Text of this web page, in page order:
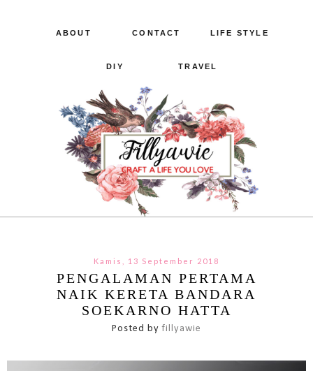
ABOUT CONTACT LIFE STYLE
DIY TRAVEL
Kamis, 13 September 2018
PENGALAMAN PERTAMA
NAIK KERETA BANDARA
SOEKARNO HATTA
Posted byfillyawie